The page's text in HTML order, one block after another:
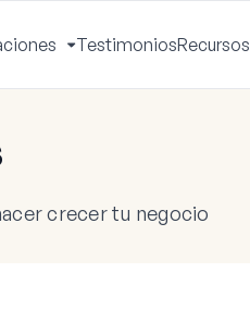
Activar
menú
TestimoniosRecursos
crecer tu negocio